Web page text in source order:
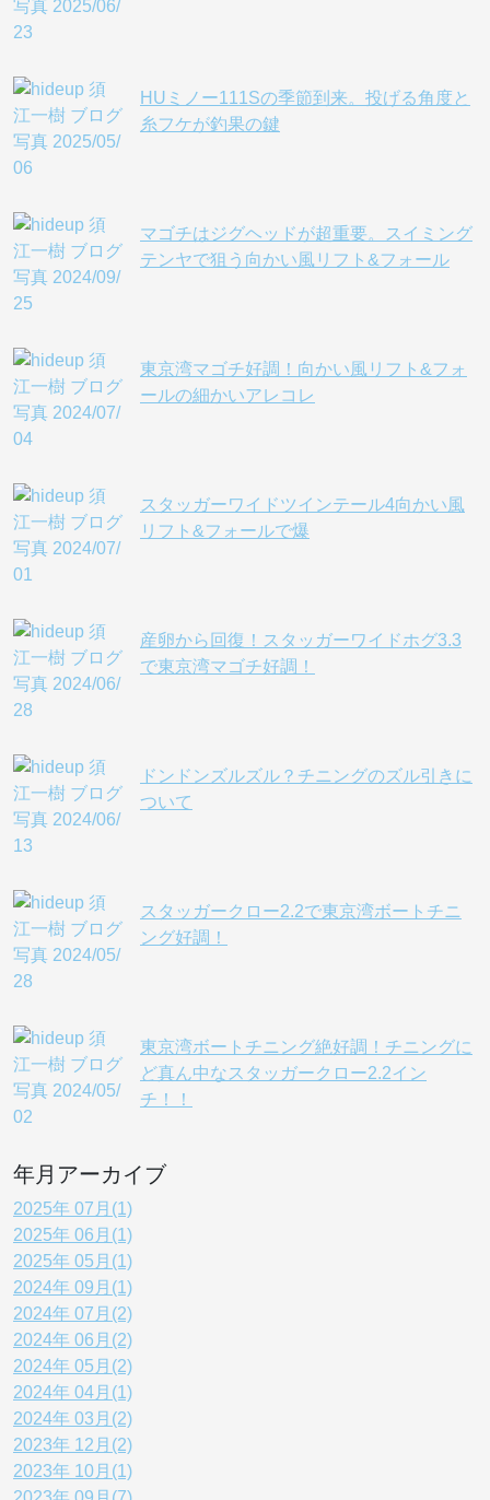
HUミノー111Sの季節到来。投げる角度と
糸フケが釣果の鍵
マゴチはジグヘッドが超重要。スイミング
テンヤで狙う向かい風リフト&フォール
東京湾マゴチ好調！向かい風リフト&フォ
ールの細かいアレコレ
スタッガーワイドツインテール4向かい風
リフト&フォールで爆
産卵から回復！スタッガーワイドホグ3.3
で東京湾マゴチ好調！
ドンドンズルズル？チニングのズル引きに
ついて
スタッガークロー2.2で東京湾ボートチニ
ング好調！
東京湾ボートチニング絶好調！チニングに
ど真ん中なスタッガークロー2.2イン
チ！！
年月アーカイブ
2025年 07月(1)
2025年 06月(1)
2025年 05月(1)
2024年 09月(1)
2024年 07月(2)
2024年 06月(2)
2024年 05月(2)
2024年 04月(1)
2024年 03月(2)
2023年 12月(2)
2023年 10月(1)